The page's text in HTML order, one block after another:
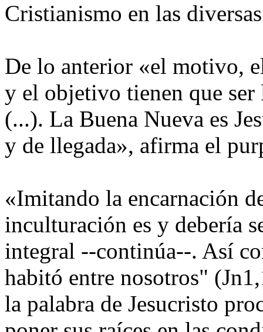
Cristianismo en las
De lo anterior «el motivo,
y el objetivo tienen que ser
(...). La Buena Nueva es
y de llegada», afirma el
«Imitando la encarnación
inculturación es y debería
integral --continúa--. Así
habitó entre nosotros"
la palabra de Jesucristo